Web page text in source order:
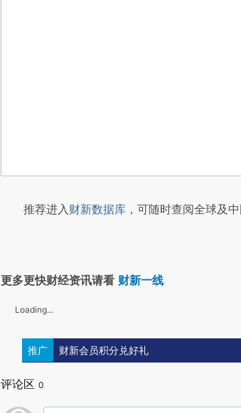
推荐进入财新数据库 ，可随时查阅全球及
更多更快财经资讯请看 财新一线
Loading...
推广 财新会员积分兑好礼
评论区 0